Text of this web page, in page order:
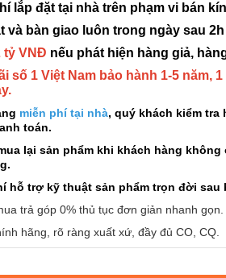
lắp đặt tại nhà trên phạm vi bán
và bàn giao luôn trong ngày sau
tỷ VNĐ nếu phát hiện hàng giả,
số 1 Việt Nam bảo hành 1-5 năm,
miễn phí tại nhà, quý khách kiểm tra
toán.
lại sản phẩm khi khách hàng không
hỗ trợ kỹ thuật sản phẩm trọn đời sau
trả góp 0% thủ tục đơn giản nhanh gọn.
hãng, rõ ràng xuất xứ, đầy đủ CO, CQ.